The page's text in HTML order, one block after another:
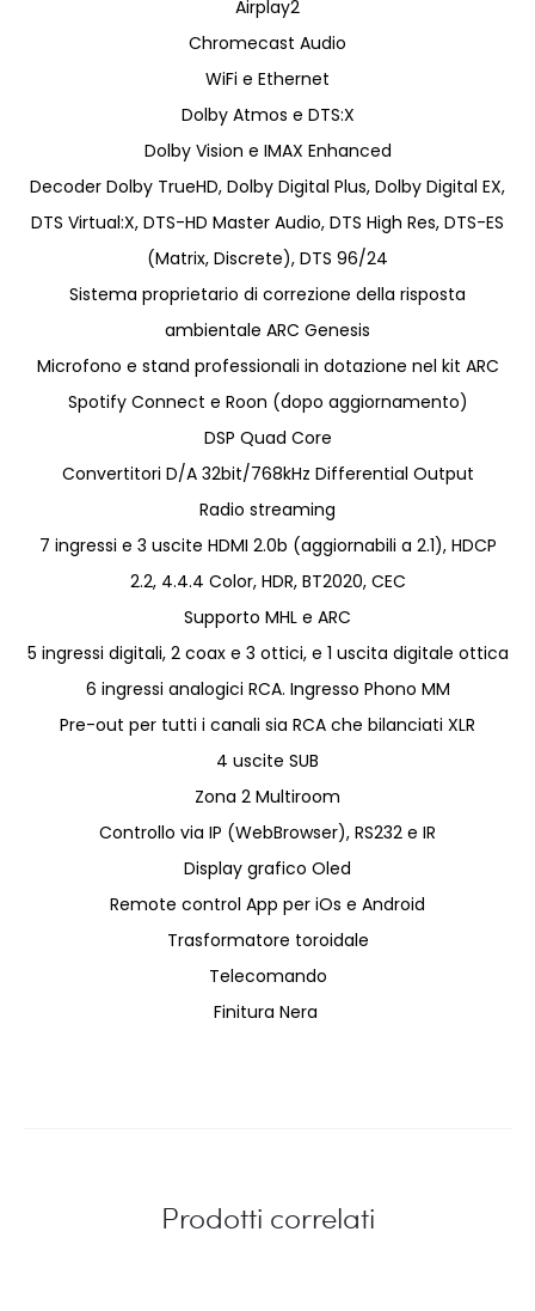
Airplay2
Chromecast Audio
WiFi e Ethernet
Dolby Atmos e DTS:X
Dolby Vision e IMAX Enhanced
Decoder Dolby TrueHD, Dolby Digital Plus, Dolby Digital EX,
DTS Virtual:X, DTS-HD Master Audio, DTS High Res, DTS-ES
(Matrix, Discrete), DTS 96/24
Sistema proprietario di correzione della risposta
ambientale ARC Genesis
Microfono e stand professionali in dotazione nel kit ARC
Spotify Connect e Roon (dopo aggiornamento)
DSP Quad Core
Convertitori D/A 32bit/768kHz Differential Output
Radio streaming
7 ingressi e 3 uscite HDMI 2.0b (aggiornabili a 2.1), HDCP
2.2, 4.4.4 Color, HDR, BT2020, CEC
Supporto MHL e ARC
5 ingressi digitali, 2 coax e 3 ottici, e 1 uscita digitale ottica
6 ingressi analogici RCA. Ingresso Phono MM
Pre-out per tutti i canali sia RCA che bilanciati XLR
4 uscite SUB
Zona 2 Multiroom
Controllo via IP (WebBrowser), RS232 e IR
Display grafico Oled
Remote control App per iOs e Android
Trasformatore toroidale
Telecomando
Finitura Nera
Prodotti correlati